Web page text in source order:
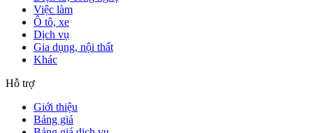
Việc làm
Ô tô, xe
Dịch vụ
Gia dụng, nội thất
Khác
Hỗ trợ
Giới thiệu
Bảng giá